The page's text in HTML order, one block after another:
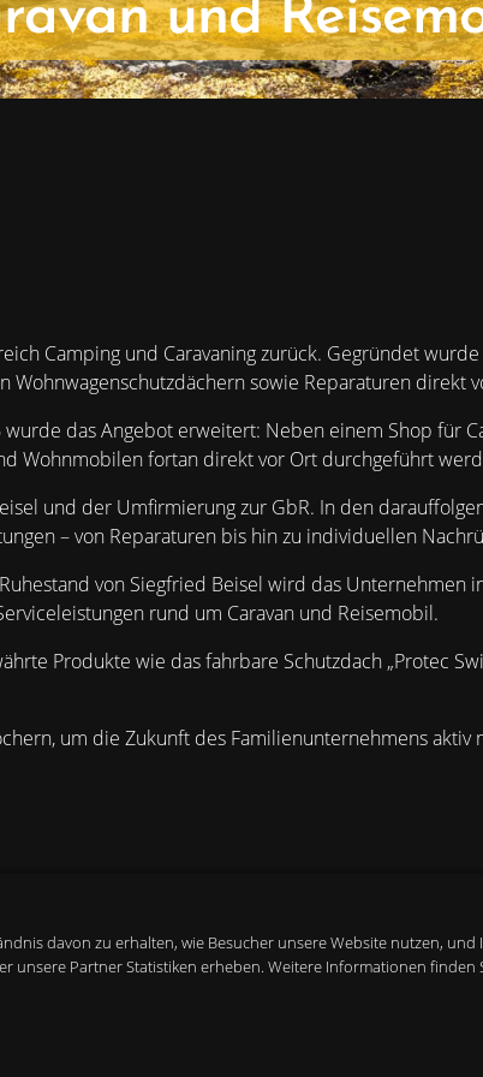
und
Camping und Caravaning zurück. Gegründet
sowie Reparaturen direkt
das Angebot erweitert: Neben einem Shop für
Wohnmobilen fortan direkt vor Ort durchgeführt
und der Umfirmierung zur GbR. In den
– von Reparaturen bis hin zu individuellen
von Siegfried Beisel wird das Unternehmen
rund um Caravan und Reisemobil.
Produkte wie das fahrbare Schutzdach „Protec
um die Zukunft des Familienunternehmens
und Widerruf
davon zu erhalten, wie Besucher unsere Website nutzen,
unsere Partner Statistiken erheben. Weitere Informationen finden